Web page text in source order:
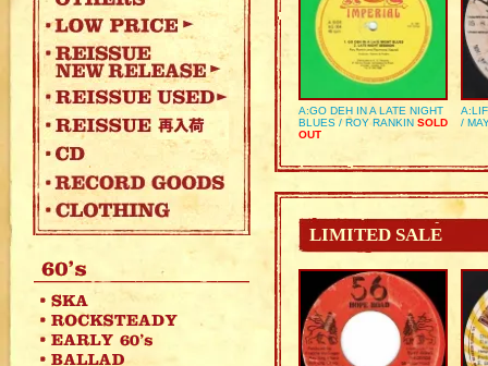
A:GO DEH IN A LATE NIGHT
BLUES / ROY RANKIN SOLD
OUT
/
LIMITED SALE